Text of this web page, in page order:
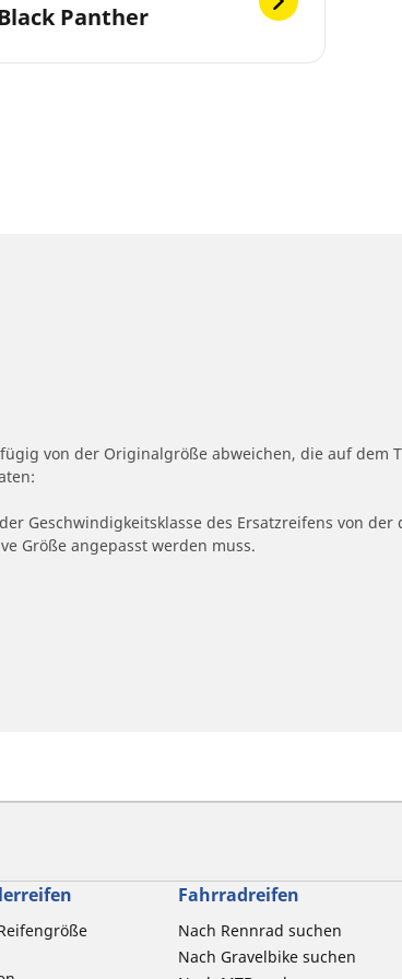
Panther
von der Originalgröße abweichen, die auf dem
Geschwindigkeitsklasse des Ersatzreifens von
Größe angepasst werden muss.
Fahrradreifen
Nach Rennrad suchen
Nach Gravelbike suchen